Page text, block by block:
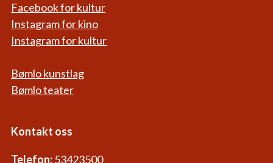
Facebook for kultur
Instagram for kino
Instagram for kultur
Bømlo kunstlag
Bømlo teater
Kontakt oss
Telefon:53423500